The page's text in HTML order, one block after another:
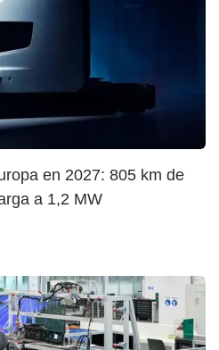
en 2027: 805 km de
a 1,2 MW